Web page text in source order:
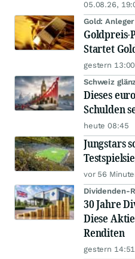
05.08.26,
Gold:
Goldpreis-
Startet
gestern 13:00
Schweiz
Dieses
Schulden
heute 08:45
Jungstars
vor 56
Dividenden-
30 Jahre
Diese
Renditen
gestern 14:51